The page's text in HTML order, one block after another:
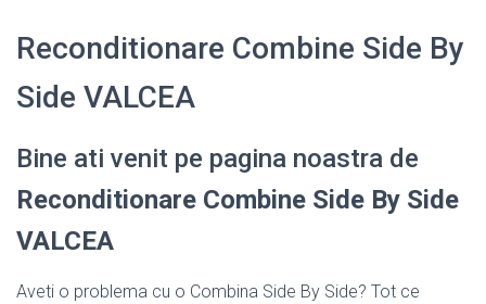
Reconditionare Combine Side By
Side VALCEA
Bine ati venit pe pagina noastra de
Reconditionare Combine Side By Side
VALCEA
Aveti o problema cu o Combina Side By Side? Tot ce